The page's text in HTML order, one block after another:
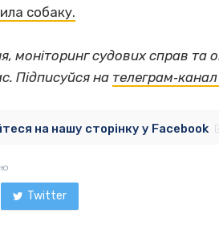
собаку.
моніторинг судових справ та
Підписуйся на
на нашу сторінку у Facebook
Twitter